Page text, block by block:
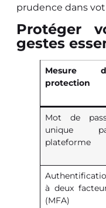
prudence dans
Protéger
gestes
Mesure
protection
Mot de
unique
plateforme
à deux
(MFA)